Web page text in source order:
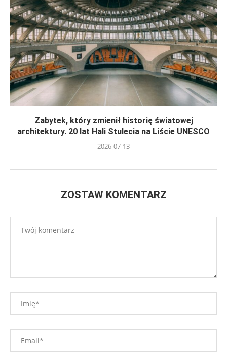
Zabytek, który zmienił historię światowej
architektury. 20 lat Hali Stulecia na Liście UNESCO
2026-07-13
ZOSTAW KOMENTARZ